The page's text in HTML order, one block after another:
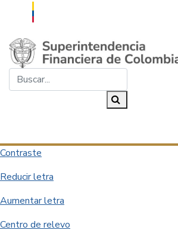
Saltar al contenido principal
Contraste
Reducir letra
Aumentar letra
Centro de relevo